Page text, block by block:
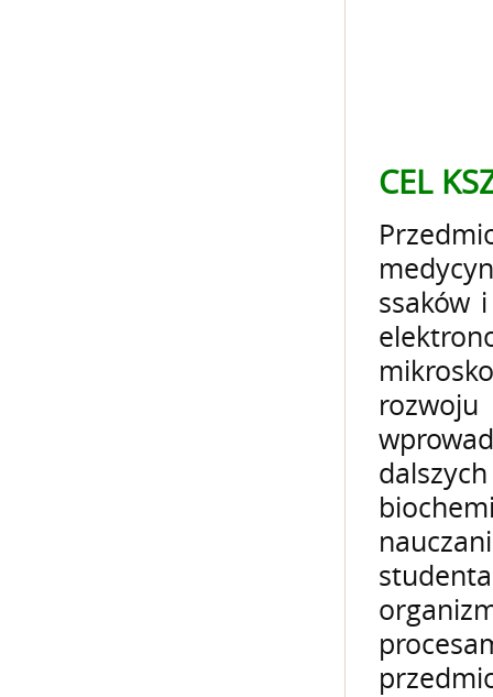
CEL
ssaków
rozwoju